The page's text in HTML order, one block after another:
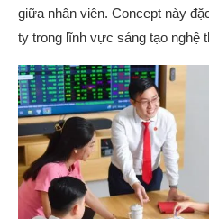
giữa nhân viên. Concept này
ty trong lĩnh vực sáng tạo nghệ